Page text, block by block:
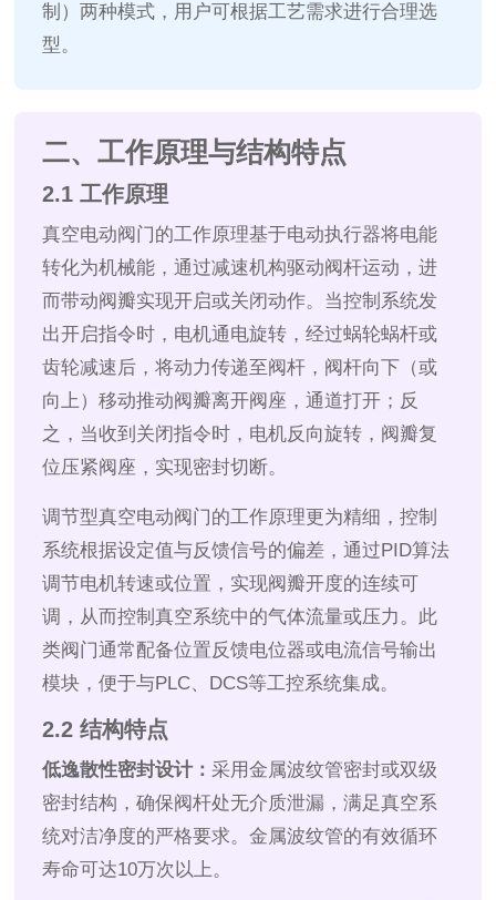
制）两种模式，用户可根据工艺需求进行合理选
型。
二、工作原理与结构特点
2.1 工作原理
真空电动阀门的工作原理基于电动执行器将电能
转化为机械能，通过减速机构驱动阀杆运动，进
而带动阀瓣实现开启或关闭动作。当控制系统发
出开启指令时，电机通电旋转，经过蜗轮蜗杆或
齿轮减速后，将动力传递至阀杆，阀杆向下（或
向上）移动推动阀瓣离开阀座，通道打开；反
之，当收到关闭指令时，电机反向旋转，阀瓣复
位压紧阀座，实现密封切断。
调节型真空电动阀门的工作原理更为精细，控制
系统根据设定值与反馈信号的偏差，通过PID算法
调节电机转速或位置，实现阀瓣开度的连续可
调，从而控制真空系统中的气体流量或压力。此
类阀门通常配备位置反馈电位器或电流信号输出
模块，便于与PLC、DCS等工控系统集成。
2.2 结构特点
低逸散性密封设计： 采用金属波纹管密封或双级
密封结构，确保阀杆处无介质泄漏，满足真空系
统对洁净度的严格要求。金属波纹管的有效循环
寿命可达10万次以上。